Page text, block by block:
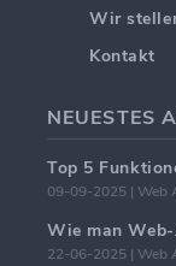
Wir
Kontakt
NEUESTES
09-09-2025 | Web
Wie man
22-06-2025 | Web